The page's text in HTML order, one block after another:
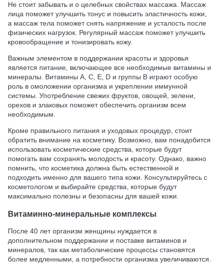
Не стоит забывать и о целебных свойствах массажа. Массаж
лица поможет улучшить тонус и повысить эластичность кожи,
а массаж тела поможет снять напряжение и усталость после
физических нагрузок. Регулярный массаж поможет улучшить
кровообращение и тонизировать кожу.
Важным элементом в поддержании красоты и здоровья
является питание, включающее все необходимые витамины и
минералы. Витамины A, С, Е, D и группы B играют особую
роль в омоложении организма и укреплении иммунной
системы. Употребление свежих фруктов, овощей, зелени,
орехов и злаковых поможет обеспечить организм всем
необходимым.
Кроме правильного питания и уходовых процедур, стоит
обратить внимание на косметику. Возможно, вам понадобится
использовать косметические средства, которые будут
помогать вам сохранять молодость и красоту. Однако, важно
помнить, что косметика должна быть естественной и
подходить именно для вашего типа кожи. Консультируйтесь с
косметологом и выбирайте средства, которые будут
максимально полезны и безопасны для вашей кожи.
Витаминно-минеральные комплексы
После 40 лет организм женщины нуждается в
дополнительном поддержании и поставке витаминов и
минералов, так как метаболические процессы становятся
более медленными, а потребности организма увеличиваются.